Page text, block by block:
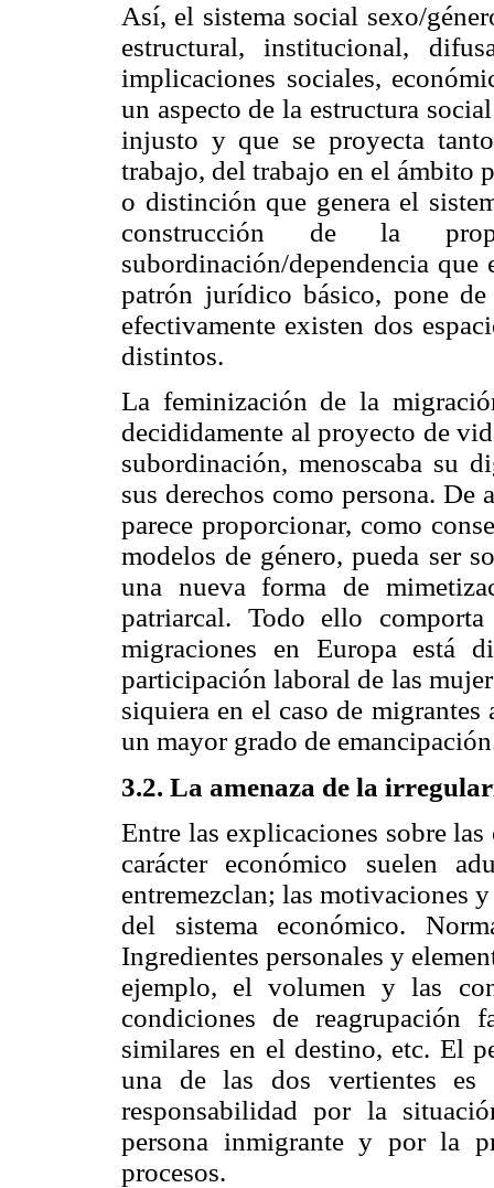
Así, el sistema social sexo/
estructural, institucional,
implicaciones sociales,
un aspecto de la estructura
injusto y que se proyecta
trabajo, del trabajo en el ámbito
o distinción que genera el
construcción de la
subordinación/dependencia que
patrón jurídico básico, pone
efectivamente existen dos
distintos.
La feminización de la
decididamente al proyecto de
subordinación, menoscaba su
sus derechos como persona. De
parece proporcionar, como
modelos de género, pueda ser
una nueva forma de
patriarcal. Todo ello
migraciones en Europa está
participación laboral de las
siquiera en el caso de migrantes
un mayor grado de
3.2. La amenaza de la
Entre las explicaciones sobre
carácter económico suelen
entremezclan; las motivaciones
del sistema económico.
Ingredientes personales y
ejemplo, el volumen y las
condiciones de reagrupación
similares en el destino, etc. El
una de las dos vertientes
responsabilidad por la
persona inmigrante y por la
procesos.